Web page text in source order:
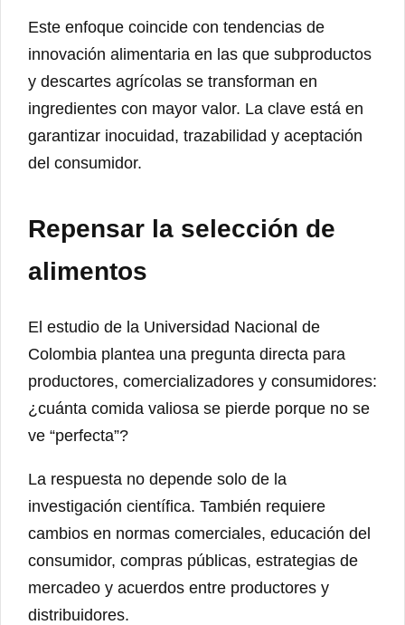
Este enfoque coincide con tendencias de
innovación alimentaria en las que subproductos
y descartes agrícolas se transforman en
ingredientes con mayor valor. La clave está en
garantizar inocuidad, trazabilidad y aceptación
del consumidor.
Repensar la selección de
alimentos
El estudio de la Universidad Nacional de
Colombia plantea una pregunta directa para
productores, comercializadores y consumidores:
¿cuánta comida valiosa se pierde porque no se
ve “perfecta”?
La respuesta no depende solo de la
investigación científica. También requiere
cambios en normas comerciales, educación del
consumidor, compras públicas, estrategias de
mercadeo y acuerdos entre productores y
distribuidores.